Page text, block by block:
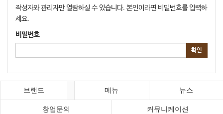
작성자와 관리자만 열람하실 수 있습니다. 본인이라면 비밀번호를 입력하
세요.
비밀번호
확인
브랜드 메뉴 뉴스
창업문의 커뮤니케이션